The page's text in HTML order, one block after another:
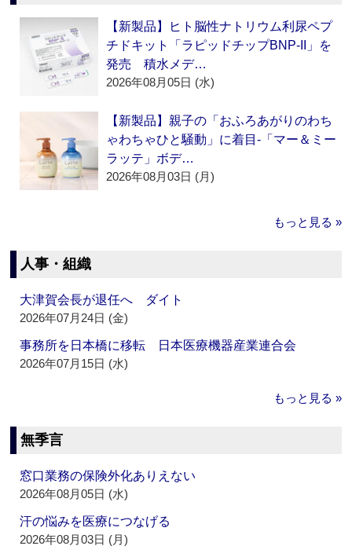
【新製品】ヒト脳性ナトリウム利尿ペプ
チドキット「ラピッドチップBNP-II」を
発売 積水メデ…
2026年08月05日 (水)
【新製品】親子の「おふろあがりのわち
ゃわちゃひと騒動」に着目‐「マー＆ミー
ラッテ」ボデ…
2026年08月03日 (月)
もっと見る »
人事・組織
大津賀会長が退任へ ダイト
2026年07月24日 (金)
事務所を日本橋に移転 日本医療機器産業連合会
2026年07月15日 (水)
もっと見る »
無季言
窓口業務の保険外化ありえない
2026年08月05日 (水)
汗の悩みを医療につなげる
2026年08月03日 (月)